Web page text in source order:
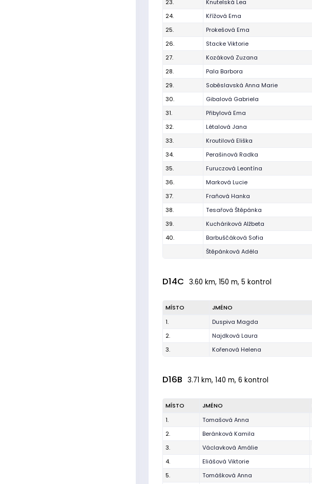
23.
Knutelská Lea
24.
Křížová Ema
25.
Prokešová Ema
26.
Stacke Viktorie
27.
Kozáková Zuzana
28.
Pala Barbora
29.
Soběslavská Anna Marie
30.
Gibalová Gabriela
31.
Přibylová Ema
32.
Létalová Jana
33.
Kroutilová Eliška
34.
Perašinová Radka
35.
Furuczová Leontína
36.
Marková Lucie
37.
Fraňová Hanka
38.
Tesařová Štěpánka
39.
Kucháriková Alžbeta
40.
Barbuščáková Sofia
Štěpánková Adéla
D14C 3.60 km, 150 m, 5 kontrol
MÍSTO JMÉNO
1.
Duspiva Magda
2.
Najdková Laura
3.
Kořenová Helena
D16B 3.71 km, 140 m, 6 kontrol
MÍSTO JMÉNO
1.
Tomašová Anna
2.
Beránková Kamila
3.
Václavková Amálie
4.
Eliášová Viktorie
5.
Tomášková Anna